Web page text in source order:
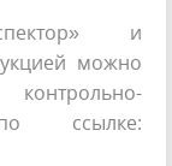
и
можно
ссылке: